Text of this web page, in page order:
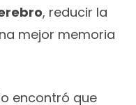
, reducir la
mejor memoria
encontró que